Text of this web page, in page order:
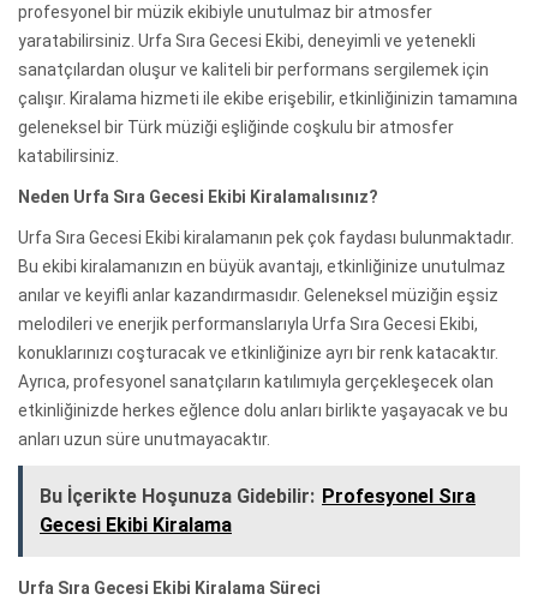
profesyonel bir müzik ekibiyle unutulmaz bir atmosfer
yaratabilirsiniz. Urfa Sıra Gecesi Ekibi, deneyimli ve yetenekli
sanatçılardan oluşur ve kaliteli bir performans sergilemek için
çalışır. Kiralama hizmeti ile ekibe erişebilir, etkinliğinizin tamamına
geleneksel bir Türk müziği eşliğinde coşkulu bir atmosfer
katabilirsiniz.
Neden Urfa Sıra Gecesi Ekibi Kiralamalısınız?
Urfa Sıra Gecesi Ekibi kiralamanın pek çok faydası bulunmaktadır.
Bu ekibi kiralamanızın en büyük avantajı, etkinliğinize unutulmaz
anılar ve keyifli anlar kazandırmasıdır. Geleneksel müziğin eşsiz
melodileri ve enerjik performanslarıyla Urfa Sıra Gecesi Ekibi,
konuklarınızı coşturacak ve etkinliğinize ayrı bir renk katacaktır.
Ayrıca, profesyonel sanatçıların katılımıyla gerçekleşecek olan
etkinliğinizde herkes eğlence dolu anları birlikte yaşayacak ve bu
anları uzun süre unutmayacaktır.
Bu İçerikte Hoşunuza Gidebilir: Profesyonel Sıra
Gecesi Ekibi Kiralama
Urfa Sıra Gecesi Ekibi Kiralama Süreci